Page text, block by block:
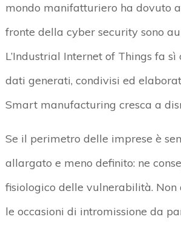
mondo manifatturiero ha dovuto
fronte della cyber security sono
L’Industrial Internet of Things fa
dati generati, condivisi ed
Smart manufacturing cresca a
Se il perimetro delle imprese è
allargato e meno definito: ne
fisiologico delle vulnerabilità. Non
le occasioni di intromissione da